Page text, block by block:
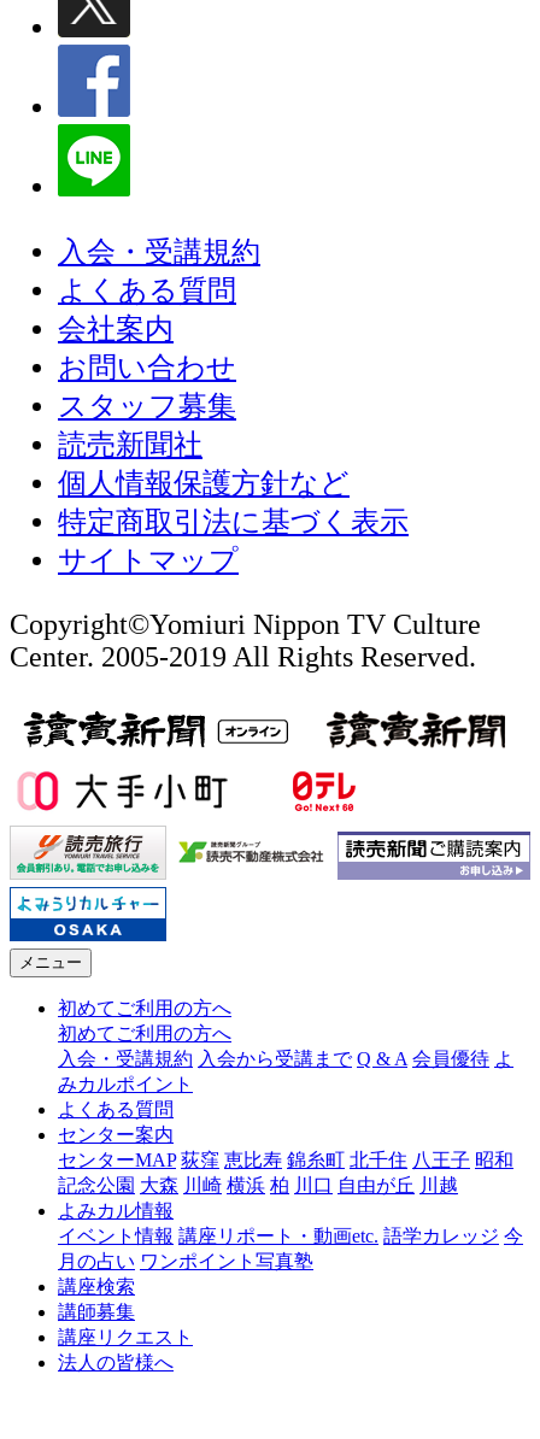
入会・受講規約
よくある質問
会社案内
お問い合わせ
スタッフ募集
読売新聞社
個人情報保護方針など
特定商取引法に基づく表示
サイトマップ
Copyright©Yomiuri Nippon TV Culture
Center. 2005-2019 All Rights Reserved.
メニュー
初めてご利用の方へ
初めてご利用の方へ
入会・受講規約 入会から受講まで Q & A 会員優待 よ
みカルポイント
よくある質問
センター案内
センターMAP 荻窪 恵比寿 錦糸町 北千住 八王子 昭和
記念公園 大森 川崎 横浜 柏 川口 自由が丘 川越
よみカル情報
イベント情報 講座リポート・動画etc. 語学カレッジ 今
月の占い ワンポイント写真塾
講座検索
講師募集
講座リクエスト
法人の皆様へ